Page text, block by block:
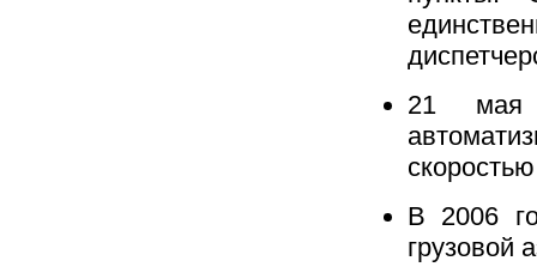
21 мая
В 2006
грузовой